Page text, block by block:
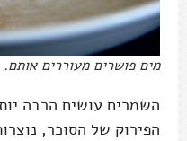
מים פושרים מעוררים אותם.
השמרים עושים הרבה
הפירוק של הסוכר,